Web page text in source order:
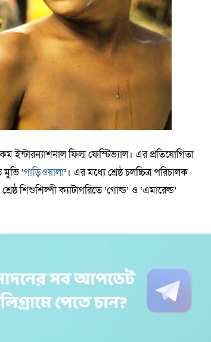
ইন্টারন্যাশনাল ফিল্ম ফেস্টিভ্যাল। এর প্রতিযোগিতা
‘গাড়িওয়ালা’। এর মধ্যে শ্রেষ্ঠ চলচ্চিত্র পরিচালক
শিশুশিল্পী ক্যাটাগরিতে ‘গোল্ড’ ও ‘এমারেল্ড’